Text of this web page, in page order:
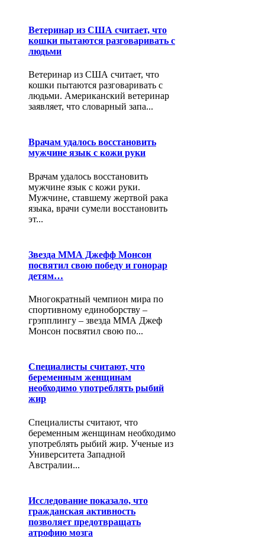
Ветеринар из США считает, что
кошки пытаются разговаривать с
людьми
Ветеринар из США считает, что
кошки пытаются разговаривать с
людьми. Американский ветеринар
заявляет, что словарный запа...
Врачам удалось восстановить
мужчине язык с кожи руки
Врачам удалось восстановить
мужчине язык с кожи руки.
Мужчине, ставшему жертвой рака
языка, врачи сумели восстановить
эт...
Звезда ММА Джефф Монсон
посвятил свою победу и гонорар
детям…
Многократный чемпион мира по
спортивному единоборству –
грэпплингу – звезда ММА Джеф
Монсон посвятил свою по...
Специалисты считают, что
беременным женщинам
необходимо употреблять рыбий
жир
Специалисты считают, что
беременным женщинам необходимо
употреблять рыбий жир. Ученые из
Университета Западной
Австралии...
Исследование показало, что
гражданская активность
позволяет предотвращать
атрофию мозга